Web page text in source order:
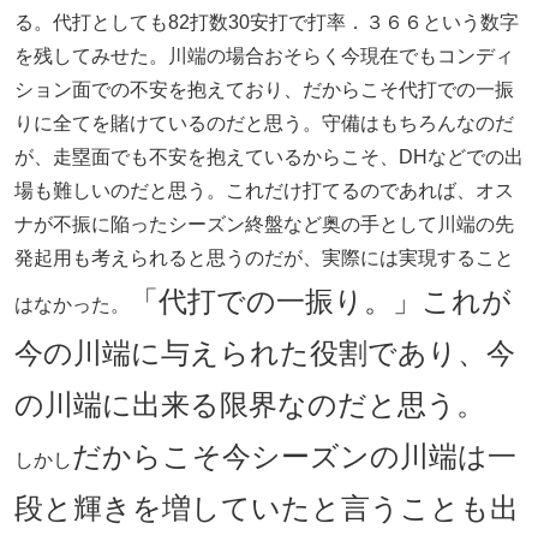
る。代打としても82打数30安打で打率．３６６という数字
を残してみせた。川端の場合おそらく今現在でもコンディ
ション面での不安を抱えており、だからこそ代打での一振
りに全てを賭けているのだと思う。守備はもちろんなのだ
が、走塁面でも不安を抱えているからこそ、DHなどでの出
場も難しいのだと思う。これだけ打てるのであれば、オス
ナが不振に陥ったシーズン終盤など奥の手として川端の先
発起用も考えられると思うのだが、実際には実現すること
はなかった。
「代打での一振り。」これが
今の川端に与えられた役割であり、今
の川端に出来る限界なのだと思う。
しかしだからこそ今シーズンの川端は一
段と輝きを増していたと言うことも出